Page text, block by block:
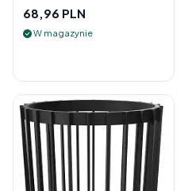
68,96 PLN
W magazynie